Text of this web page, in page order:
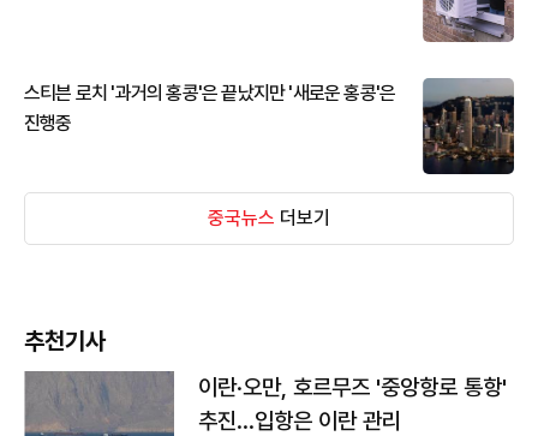
스티븐 로치 '과거의 홍콩'은 끝났지만 '새로운 홍콩'은
진행중
중국뉴스 더보기
추천기사
이란·오만, 호르무즈 '중앙항로 통항'
추진…입항은 이란 관리